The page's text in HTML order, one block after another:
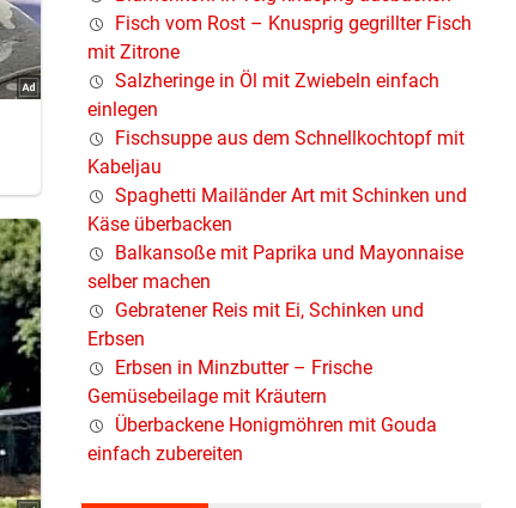
Fisch vom Rost – Knusprig gegrillter Fisch
mit Zitrone
Salzheringe in Öl mit Zwiebeln einfach
einlegen
Fischsuppe aus dem Schnellkochtopf mit
Kabeljau
Spaghetti Mailänder Art mit Schinken und
Käse überbacken
Balkansoße mit Paprika und Mayonnaise
selber machen
Gebratener Reis mit Ei, Schinken und
Erbsen
Erbsen in Minzbutter – Frische
Gemüsebeilage mit Kräutern
Überbackene Honigmöhren mit Gouda
einfach zubereiten